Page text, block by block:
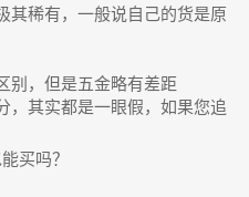
其稀有，一般说自己的货是原
别，但是五金略有差距
，其实都是一眼假，如果您追